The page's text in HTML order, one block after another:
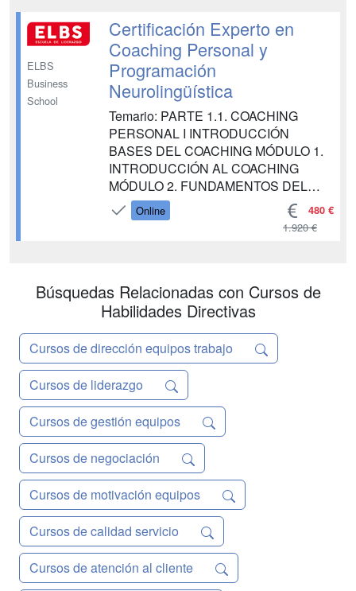
EMPRESA MÓDULO 6. GESTIÓN Y
ANÁLISIS DE RIESGOS
FINANCIEROS MÓDULO 7. GESTIÓN
ELBS
Business
School
Certificación Experto en
Coaching Personal y
Programación
Neurolingüística
Temario: PARTE 1.1. COACHING
PERSONAL I INTRODUCCIÓN
BASES DEL COACHING MÓDULO 1.
INTRODUCCIÓN AL COACHING
MÓDULO 2. FUNDAMENTOS DEL
COACHING MÓDULO 3. FIGURA DEL
COACH MÓDULO 4. FIGURA DEL
COACHING MÓDULO 7.
INTRODUCCIÓN AL COACHING
DE...
Online 480 €
1.920 €
Búsquedas Relacionadas con Cursos de
Habilidades Directivas
Cursos de dirección equipos trabajo
Cursos de liderazgo
Cursos de gestión equipos
Cursos de negociación
Cursos de motivación equipos
Cursos de calidad servicio
Cursos de atención al cliente